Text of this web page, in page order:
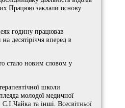
Працюю заклали основу
годину працював
десятіріччя вперед в
стало новим словом у
школи
молодої медичної
та інші. Всесвітньої